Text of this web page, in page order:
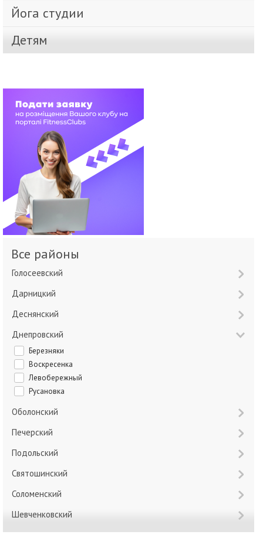
Йога студии
Детям
Все районы
Голосеевский
Дарницкий
Деснянский
Днепровский
Березняки
Воскресенка
Левобережный
Русановка
Оболонский
Печерский
Подольский
Святошинский
Соломенский
Шевченковский